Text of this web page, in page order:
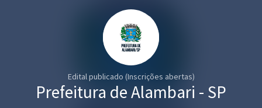
Edital publicado (Inscrições abertas)
Prefeitura de Alambari - SP